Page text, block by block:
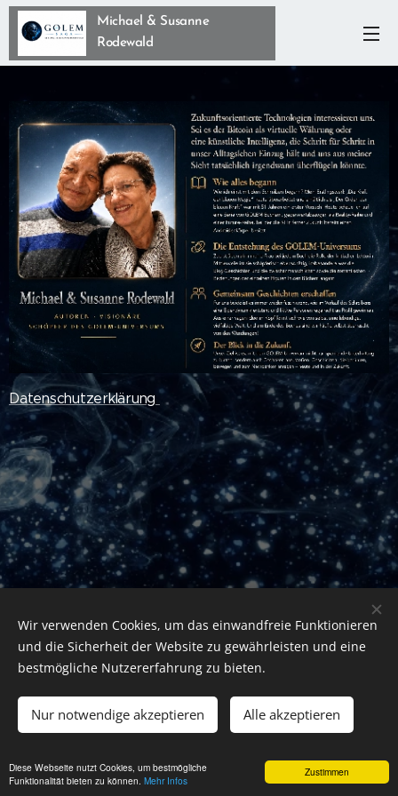
Zustimmen
Diese Webseite nutzt Cookies, um bestmögliche
Funktionalität bieten zu können. Mehr Infos
Michael & Susanne
Rodewald
Datenschutzerklärung
Unterstützt vonWebnode Cookies
Wir verwenden Cookies, um das einwandfreie Funktionieren
und die Sicherheit der Website zu gewährleisten und eine
bestmögliche Nutzererfahrung zu bieten.
Nur notwendige akzeptieren Alle akzeptieren
Erweiterte Einstellungen öffnen